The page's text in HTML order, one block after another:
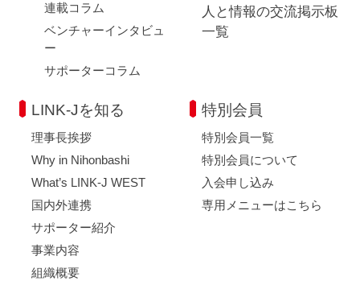
連載コラム
ベンチャーインタビュ
ー
サポーターコラム
人と情報の交流掲示板
一覧
LINK-Jを知る
理事長挨拶
Why in Nihonbashi
What’s LINK-J WEST
国内外連携
サポーター紹介
事業内容
組織概要
特別会員
特別会員一覧
特別会員について
入会申し込み
専用メニューはこちら